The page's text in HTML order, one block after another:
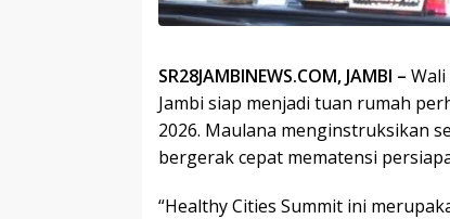
SR28JAMBINEWS.COM, JAMBI – Wali
Jambi siap menjadi tuan rumah
2026. Maulana menginstruksikan
bergerak cepat mematensi
“Healthy Cities Summit ini